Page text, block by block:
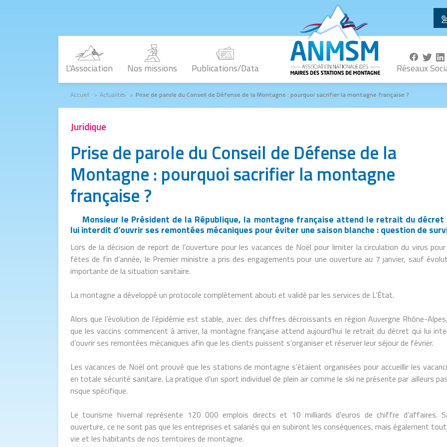
L'Association Nos missions Publications/Data Réseaux
Fil d'Ariane
Accueil Actualités Prise de parole du Conseil de Défense de la Montagne : pourquoi sacrifier la montagne française ?
Juridique
Prise de parole du Conseil de Défense de la
Montagne : pourquoi sacrifier la montagne
française ?
Monsieur le Président de la République, la montagne française attend le retrait du décret
lui interdit d’ouvrir ses remontées mécaniques pour éviter une saison blanche : question de
Lors de la décision de report de l’ouverture pour les vacances de Noël pour limiter la circulation du virus
fêtes de fin d’année, le Premier ministre a pris des engagements pour une ouverture au 7 janvier, sauf
importante de la situation sanitaire.
La montagne a développé un protocole complètement abouti et validé par les services de L’État.
Alors que l’évolution de l’épidémie est stable, avec des chiffres décroissants en région Auvergne Rhône-
que les vaccins commencent à arriver, la montagne française attend aujourd’hui le retrait du décret qui lui
d’ouvrir ses remontées mécaniques afin que les clients puissent s’organiser et réserver leur séjour de février.
Les vacances de Noël ont prouvé que les stations de montagne s’étaient organisées pour accueillir les
en totale sécurité sanitaire. La pratique d’un sport individuel de plein air comme le ski ne présente par ailleurs
risque spécifique.
Le tourisme hivernal représente 120 000 emplois directs et 10 milliards d’euros de chiffre d’affaires.
ouverture, ce ne sont pas que les entreprises et salariés qui en subiront les conséquences, mais également
vie et les habitants de nos territoires de montagne.